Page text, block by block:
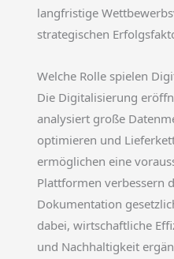
langfristige
strategischen
Welche Rolle spielen
Die Digitalisierung
analysiert große
optimieren und
ermöglichen eine
Plattformen verbessern
Dokumentation
dabei, wirtschaftliche
und Nachhaltigkeit